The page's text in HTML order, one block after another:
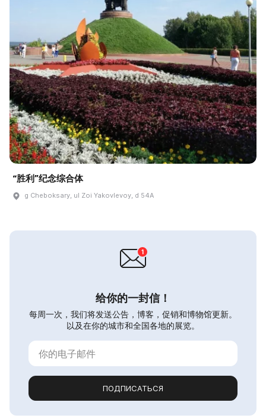
“胜利”纪念综合体
g Cheboksary, ul Zoi Yakovlevoy, d 54A
给你的一封信！
每周一次，我们将发送公告，博客，促销和博物馆更新。
以及在你的城市和全国各地的展览。
ПОДПИСАТЬСЯ